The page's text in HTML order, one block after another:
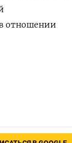
отношении